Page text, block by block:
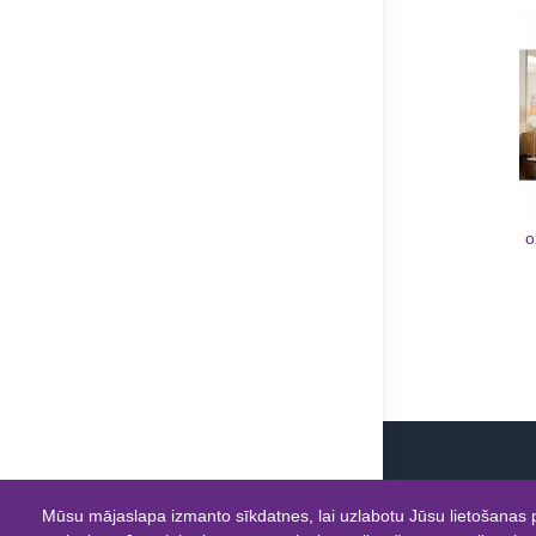
Mūsu mājaslapa izmanto sīkdatnes, lai uzlabotu Jūsu